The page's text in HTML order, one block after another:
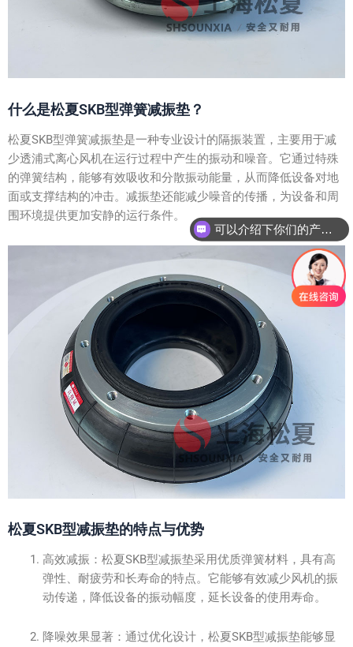
什么是松夏SKB型弹簧减振垫？
松夏SKB型弹簧减振垫是一种专业设计的隔振装置，主要用于减
少透浦式离心风机在运行过程中产生的振动和噪音。它通过特殊
的弹簧结构，能够有效吸收和分散振动能量，从而降低设备对地
面或支撑结构的冲击。减振垫还能减少噪音的传播，为设备和周
围环境提供更加安静的运行条件。
松夏SKB型减振垫的特点与优势
高效减振：松夏SKB型减振垫采用优质弹簧材料，具有高
弹性、耐疲劳和长寿命的特点。它能够有效减少风机的振
动传递，降低设备的振动幅度，延长设备的使用寿命。
降噪效果显著：通过优化设计，松夏SKB型减振垫能够显
可以介绍下你们的产品么？